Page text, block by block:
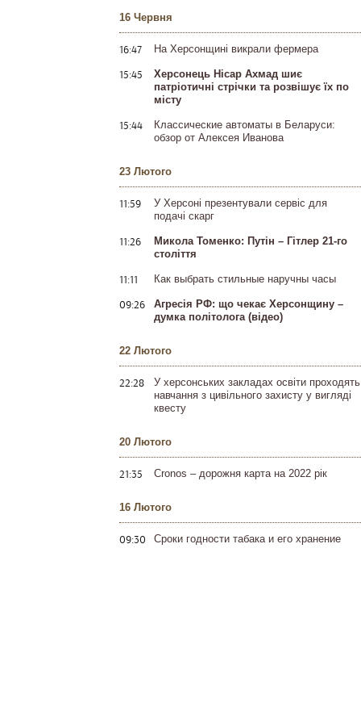
16 Червня
16:47 На Херсонщині викрали фермера
15:45
Херсонець Нісар Ахмад шиє
патріотичні стрічки та розвішує їх по
місту
15:44
Классические автоматы в Беларуси:
обзор от Алексея Иванова
23 Лютого
11:59
У Херсоні презентували сервіс для
подачі скарг
11:26
Микола Томенко: Путін – Гітлер 21-го
століття
11:11 Как выбрать стильные наручны часы
09:26
Агресія РФ: що чекає Херсонщину –
думка політолога (відео)
22 Лютого
22:28
У херсонських закладах освіти проходять
навчання з цивільного захисту у вигляді
квесту
20 Лютого
21:35 Cronos – дорожня карта на 2022 рік
16 Лютого
09:30 Сроки годности табака и его хранение